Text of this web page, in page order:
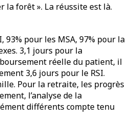
la forêt ». La réussite est là.
93% pour les MSA, 97% pour la
3,1 jours pour la
réelle du patient, il
3,6 jours pour le RSI.
Pour la retraite, les progrès
l’analyse de la
différents compte tenu